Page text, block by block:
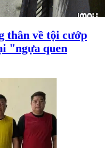
thân về tội cướp
"ngựa quen